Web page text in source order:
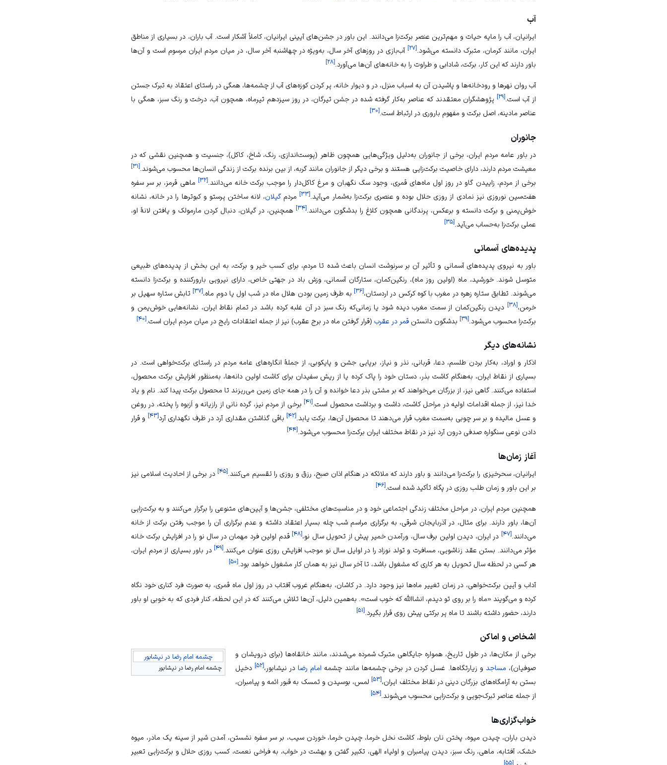
آب
ایرانیان، آب را مایه حیات و مهم‌ترین عنصر برکت‌زا می‌دانند. این باور در جشن‌های آیینی ایرانیان، کاملاً آشکار است. آب باران، در بسیاری از مناطق
ایران، مانند کرمان، متبرک دانسته می‌شود.[۲۷]آب‌بازی در روزهای آخر سال، به‌ویژه در چهاشنبه آخر سال، در میان مردم ایران مرسوم است و آن‌ها
باور دارند که این کار، برکت، شادابی و طراوت را به خانه‌های آن‌ها می‌آورد.[۲۸]
آب روان نهرها و رودخانه‌ها و پاشیدن آن به اسباب منزل، در و دیوار خانه، پر کردن کوزه‌های آب از چشمه‌ها، همگی در راستای اعتقاد به تبرک جستن
از آب است.[۲۹]پژوهشگران معتقدند که عناصر به‌کار گرفته شده در جشن تیرگان، در روز سیزدهم تیرماه، همچون آب، درخت و رنگ سبز، همگی با
عناصر مادینه، اصل برکت و مفهوم باروری در ارتباط است.[۳۰]
جانوران
در باور عامه مردم ایران، برخی از جانوران به‌دلیل ویژگی‌هایی همچون ظاهر (پوست‌اندازی، رنگ، شاخ، کاکل)، جنسیت و همچنین نقشی که در
معیشت مردم دارند، دارای خاصیت برکت‌زایی هستند و برخی دیگر از جانوران مانند گربه، از بین برنده برکت از زندگی انسان‌ها محسوب می‌شوند. [۳۱]
برخی از مردم، زاییدن گاو در روز اول ماه‌های قمری، وجود سگ نگهبان و مرغ کاکل‌دار را موجب برکت خانه می‌دانند.[۳۲] ماهی قرمز، بر سر سفره
هفت‌سین نوروزی نیز نمادی از روزی حلال بوده و عنصری برکت‌زا به‌شمار می‌آید. [۳۳]مردمگیلان، لانه ساختن پرستو و کبوترها را در خانه، نشانه
خوش‌یمنی و برکت دانسته و برعکس، پرندگانی همچون کلاغ را بدشگون می‌دانند. [۳۴]همچنین، در گیلان، دنبال کردن مارمولک و یافتن لانهٔ او،
عملی برکت‌زا به‌حساب می‌آید. [۳۵]
پدیده‌های آسمانی
باور به نیروی پدیده‌های آسمانی و تأثیر آن بر سرنوشت انسان باعث شده تا مردم، برای کسب خیر و برکت، به این بخش از پدیده‌های طبیعی
متوسل شوند. خورشید، ماه (اولین روز ماه)، رنگین‌کمان، ستارگان آسمانی، وزش باد در جهتی خاص، دارای نیرویی بارورکننده و برکت‌زا دانسته
می‌شوند. تطابق ستاره زهره در مغرب با کوه کرکس در اردستان،[۳۶] به طرف زمین بودن هلال ماه در شب اول یا دوم ماه،[۳۷]تابش ستاره سهیل بر
خرمن،[۳۸] دیدن رنگین‌کمان از سمت مغرب دیده شود یا زمانی‌که رنگ سبز در آن غلبه کرده باشد در تمام نقاط ایران، نشانه‌هایی خوش‌یمن و
برکت‌زا محسوب می‌شود. [۳۹] بدشگون دانستن قمر در عقرب (قرار گرفتن ماه در برج عقرب) نیز از جمله اعتقادات رایج در میان مردم ایران است. [۴۰]
نشانه‌های دیگر
اذکار و اوراد، به‌کار بردن طلسم، دعا، قربانی، نذر و نیاز، برپایی جشن و پایکوبی، از جملهٔ انگاره‌های عامه مردم در راستای برکت‌خواهی است. در
بسیاری از نقاط ایران، به‌هنگام کاشت بذر، دستان خود را پاک کرده یا از ریش سفیدان برای کاشت اولین دانه‌ها، به‌منظور افزایش برکت محصول،
استفاده می‌کنند. گاهی نیز، از بزرگان می‌خواهند که بر مشتی بذر دعا خوانده و آن را در همه جای زمین می‌ریزند تا محصول برکت پیدا کند. نام و یاد
خدا نیز، از جمله اقدامات اولیه در مراحل کاشت، داشت و برداشت محصول است.[۴۱]برخی از مردم نیز، گرده نانی از رازیانه و اَزبوه را پخته، در روغن
و عسل مالیده و بر سر چوبی به‌سمت مغرب قرار می‌دهند تا محصول آن‌ها، برکت یابد.[۴۲]باقی گذاشتن مقداری آرد در ظرف نگهداری آرد[۴۳] و قرار
دادن نوعی سنگواره صدفی درون آرد نیز در نقاط مختلف ایران برکت‌زا محسوب می‌شود.[۴۴]
آغاز زمان‌ها
ایرانیان، سحرخیزی را برکت‌زا می‌دانند و باور دارند که ملائکه در هنگام اذان صبح، رزق و روزی را تقسیم می‌کنند. [۴۵]در برخی از احادیث اسلامی نیز
بر این باور و زمان طلب روزی در پگاه تأکید شده است. [۴۶]
همچنین مردم ایران، در مراحل مختلف زندگی اجتماعی خود و در مناسبت‌های مختلفی، جشن‌ها و آیین‌های متنوعی را برگزار می‌کنند و به برکت‌زایی
آن‌ها، باور دارند. برای مثال، در آذربایجان شرقی، به برگزاری مراسم شب چله بسیار اعتقاد داشته و عدم برگزاری آن را موجب رفتن برکت از خانه
می‌دانند. [۴۷]در ایران، دیدن اولین برف سال، ورآمدن خمیر پیش از تحویل سال نو،[۴۸]قدم اولین فرد مهمان در سال نو را در افزایش برکت خانه
مؤثر می‌دانند. بستن عقد زناشویی، مسافرت و تولد نوزاد را در اوایل سال نو موجب افزایش روزی عنوان می‌کنند. [۴۹] در باور بسیاری از مردم ایران،
هر کسی در لحظه سال تحویل به هر کاری که مشغول باشد، تا آخر سال نیز به همان کار مشغول خواهد بود. [۵۰]
آداب و آیین برکت‌خواهی، در زمان تغییر ماه‌ها نیز وجود دارد. در کاشان، به‌هنگام غروب آفتاب در روز اول ماه قمری، به صورت فرد کناری خود نگاه
کرده و می‌گویند «ماه را بر روی تو دیدم، انشاالله که خوب است». به‌همین دلیل، آن‌ها تلاش می‌کنند که در این لحظه، کنار فردی که به خوبی او باور
دارند، حضور داشته باشند تا ماه پر برکتی پیش روی قرار بگیرد. [۵۱]
اشخاص و اماکن
چشمه امام رضا در نیشابور
چشمه امام رضا در نیشابور
برخی از مکان‌ها، در طول تاریخ، همواره جایگاهی متبرک شمرده می‌شدند، مانند خانقاه‌ها (برای درویشان و
صوفیان)، مساجد و زیارتگاه‌ها. غسل کردن در برخی چشمه‌ها مانند چشمه امام رضادر نیشابور،[۵۲] دخیل
بستن به آرامگاه‌های بزرگان دینی در نقاط مختلف ایران،[۵۳]لمس، بوسیدن و تمسک به قبور ائمه و پیامبران،
از جمله عناصر تبرک‌جویی و برکت‌زایی محسوب می‌شوند.[۵۴]
خواب‌گزاری‌ها
دیدن باران، چیدن میوه، پختن نان بلوط، کاشت نخل خرما، چیدن خرما، خوردن سیب، بر سر سفره نشستن، آمدن شیر از سینه یک مادر، میوه
خشک، آفتابه، ماهی، رنگ سبز، دیدن پیامبران و اولیاء الهی، تکبیر گفتن و بهشت در خواب، به فراخی نعمت، کسب روزی حلال و برکت‌زایی تعبیر
[۵۵]